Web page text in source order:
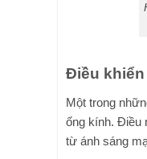
Điều
Một trong
ống kính. Điều
từ ánh sáng